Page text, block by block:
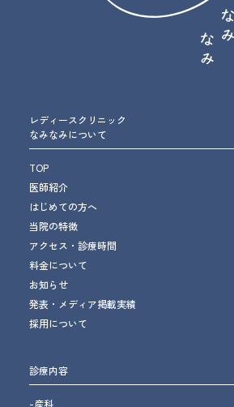
レディースクリニック
なみなみについて
TOP
医師紹介
はじめての方へ
当院の特徴
アクセス・診療時間
料金について
お知らせ
発表・メディア掲載実績
採用について
診療内容
-産科